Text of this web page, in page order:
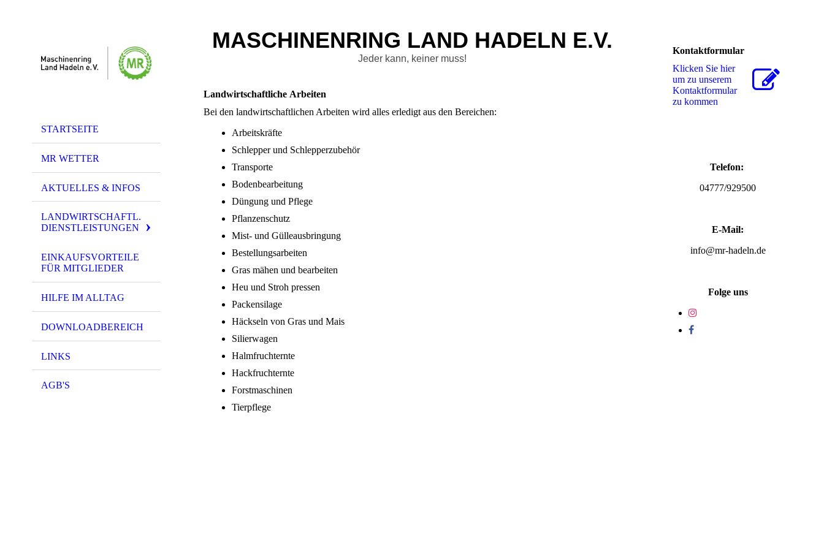
STARTSEITE
MR WETTER
AKTUELLES & INFOS
LANDWIRTSCHAFTL.
DIENSTLEISTUNGEN
EINKAUFSVORTEILE
FÜR MITGLIEDER
HILFE IM ALLTAG
DOWNLOADBEREICH
LINKS
AGB'S
MASCHINENRING LAND HADELN E.V.
Jeder kann, keiner muss!
Landwirtschaftliche Arbeiten
Bei den landwirtschaftlichen Arbeiten wird alles erledigt aus den Bereichen:
Arbeitskräfte
Schlepper und Schlepperzubehör
Transporte
Bodenbearbeitung
Düngung und Pflege
Pflanzenschutz
Mist- und Gülleausbringung
Bestellungsarbeiten
Gras mähen und bearbeiten
Heu und Stroh pressen
Packensilage
Häckseln von Gras und Mais
Silierwagen
Halmfruchternte
Hackfruchternte
Forstmaschinen
Tierpflege
Kontaktformular
Klicken Sie hier
um zu unserem
Kon­takt­for­mu­lar
zu kommen
Telefon:
04777/929500
E-Mail:
info@mr-hadeln.de
Folge uns